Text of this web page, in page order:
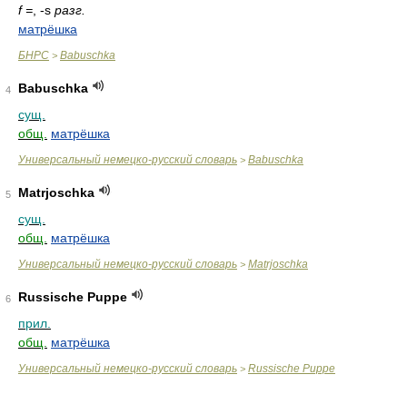
f = , -s разг.
матрёшка
БНРС > Babuschka
4
Babuschka
сущ.
общ.
матрёшка
Универсальный немецко-русский словарь > Babuschka
5
Matrjoschka
сущ.
общ.
матрёшка
Универсальный немецко-русский словарь > Matrjoschka
6
Russische Puppe
прил.
общ.
матрёшка
Универсальный немецко-русский словарь > Russische Puppe